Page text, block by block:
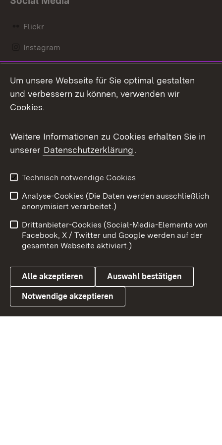
Flickr
Instagram
Mastodon
Messenger
Social Wall
X / Twitter
Youtube
Link zum Landesportal
Benutzungshinweise
Barrierefreiheit
Datenschutz
Cookies
Um unsere Webseite für Sie optimal gestalten
und verbessern zu können, verwenden wir
Cookies.
Weitere Informationen zu Cookies erhalten Sie in
unserer Datenschutzerklärung.
Technisch notwendige Cookies
Analyse-Cookies (Die Daten werden ausschließlich
anonymisiert verarbeitet.)
Drittanbieter-Cookies (Social-Media-Elemente von
Facebook, X / Twitter und Google werden auf der
gesamten Webseite aktiviert.)
Alle akzeptieren Auswahl bestätigen
Notwendige akzeptieren